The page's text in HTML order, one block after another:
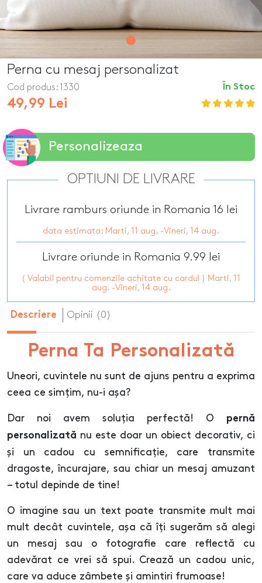
Perna cu mesaj personalizat
În Stoc
Cod produs: 1330
49,99 Lei
Personalizeaza
OPTIUNI DE LIVRARE
Livrare ramburs oriunde in Romania 16 lei
data estimata: Marti, 11 aug. -Vineri, 14 aug.
Livrare oriunde in Romania 9.99 lei
( Valabil pentru comenzile achitate cu cardul ) Marti, 11
aug. -Vineri, 14 aug.
Descriere Opinii (0)
Perna Ta Personalizată
Uneori, cuvintele nu sunt de ajuns pentru a exprima
ceea ce simțim, nu-i așa?
Dar noi avem soluția perfectă! O pernă
personalizată nu este doar un obiect decorativ, ci
și un cadou cu semnificație, care transmite
dragoste, încurajare, sau chiar un mesaj amuzant
– totul depinde de tine!
O imagine sau un text poate transmite mult mai
mult decât cuvintele, așa că îți sugerăm să alegi
un mesaj sau o fotografie care reflectă cu
adevărat ce vrei să spui. Crează un cadou unic,
care va aduce zâmbete și amintiri frumoase!